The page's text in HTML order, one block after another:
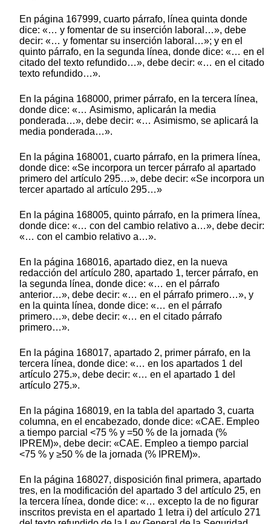
En página 167999, cuarto párrafo, línea quinta donde
dice: «… y fomentar de su inserción laboral…», debe
decir: «… y fomentar su inserción laboral…»; y en el
quinto párrafo, en la segunda línea, donde dice: «… en el
citado del texto refundido…», debe decir: «… en el citado
texto refundido…».
En la página 168000, primer párrafo, en la tercera línea,
donde dice: «… Asimismo, aplicarán la media
ponderada…», debe decir: «… Asimismo, se aplicará la
media ponderada…».
En la página 168001, cuarto párrafo, en la primera línea,
donde dice: «Se incorpora un tercer párrafo al apartado
primero del artículo 295…», debe decir: «Se incorpora un
tercer apartado al artículo 295…»
En la página 168005, quinto párrafo, en la primera línea,
donde dice: «… con del cambio relativo a…», debe decir:
«… con el cambio relativo a…».
En la página 168016, apartado diez, en la nueva
redacción del artículo 280, apartado 1, tercer párrafo, en
la segunda línea, donde dice: «… en el párrafo
anterior…», debe decir: «… en el párrafo primero…», y
en la quinta línea, donde dice: «… en el párrafo
primero…», debe decir: «… en el citado párrafo
primero…».
En la página 168017, apartado 2, primer párrafo, en la
tercera línea, donde dice: «… en los apartados 1 del
artículo 275.», debe decir: «… en el apartado 1 del
artículo 275.».
En la página 168019, en la tabla del apartado 3, cuarta
columna, en el encabezado, donde dice: «CAE. Empleo
a tiempo parcial <75 % y =50 % de la jornada (%
IPREM)», debe decir: «CAE. Empleo a tiempo parcial
<75 % y ≥50 % de la jornada (% IPREM)».
En la página 168027, disposición final primera, apartado
tres, en la modificación del apartado 3 del artículo 25, en
la tercera línea, donde dice: «… excepto la de no figurar
inscritos prevista en el apartado 1 letra i) del artículo 271